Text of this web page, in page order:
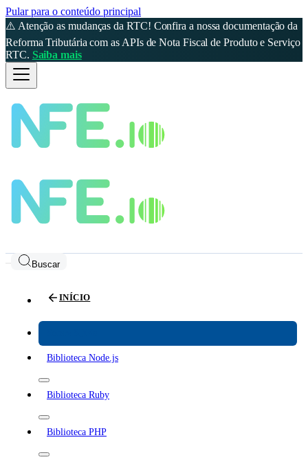
Pular para o conteúdo principal
⚠️ Atenção as mudanças da RTC! Confira a nossa documentação da
Reforma Tributária com as APIs de Nota Fiscal de Produto e Serviço
RTC. Saiba mais
Buscar
INÍCIO
Biblioteca Node.js
Biblioteca Ruby
Biblioteca PHP